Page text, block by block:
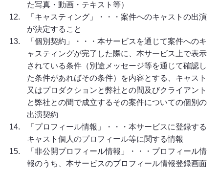
た写真・動画・テキスト等）
「キャスティング」・・・案件へのキャストの出演
が決定すること
「個別契約」・・・本サービスを通じて案件へのキ
ャスティングが完了した際に、本サービス上で表示
されている条件（別途メッセージ等を通じて確認し
た条件があればその条件）を内容とする、キャスト
又はプロダクションと弊社との間及びクライアント
と弊社との間で成立するその案件についての個別の
出演契約
「プロフィール情報」・・・本サービスに登録する
キャスト個人のプロフィール等に関する情報
「非公開プロフィール情報」・・・プロフィール情
報のうち、本サービスのプロフィール情報登録画面